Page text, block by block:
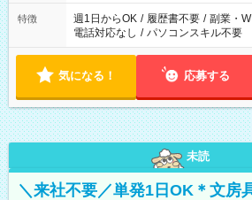
特徴 週1日からOK / 履歴書不要 / 副業・
電話対応なし / パソコンスキル不要
気になる！ 応募する
未読
＼来社不要／単発1日OK＊文房